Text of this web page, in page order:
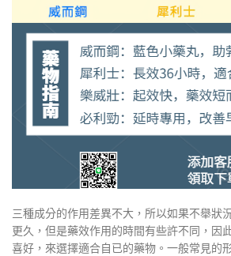
三種成分的作用差異不大，所以如果不舉狀
更久，但是藥效作用的時間有些許不同，因
喜好，來選擇適合自已的藥物。一般常見的